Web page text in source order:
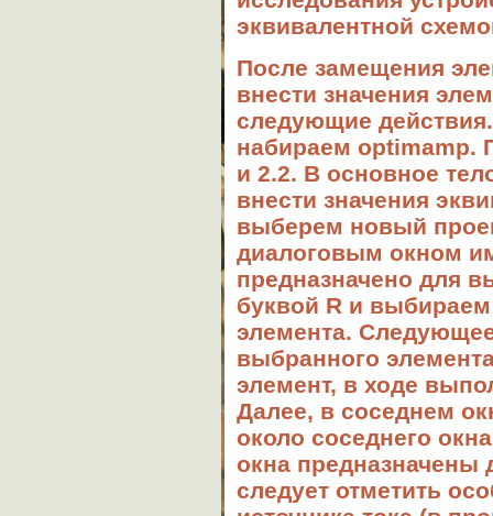
эквивалентной
После замещения
внести значения
следующие
набираем optimamp.
и 2.2. В основное
внести значения
выберем новый про
диалоговым окном
предназначено для
буквой R и выбираем
элемента.
выбранного
элемент, в ходе
Далее, в соседнем
около соседнего
окна предназначены
следует отметить